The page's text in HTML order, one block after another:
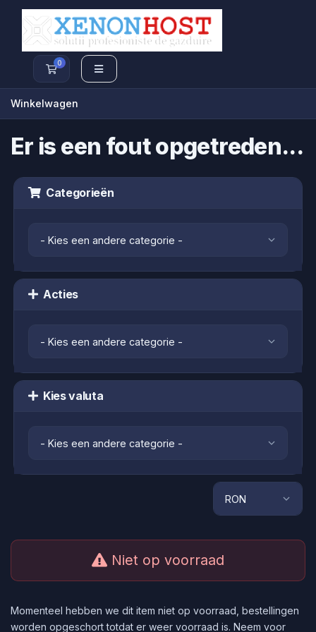
0
Winkelwagen
Winkelwagen
Er is een fout opgetreden...
Categorieën
Acties
Kies valuta
Niet op voorraad
Momenteel hebben we dit item niet op voorraad, bestellingen
worden opgeschort totdat er weer voorraad is. Neem voor